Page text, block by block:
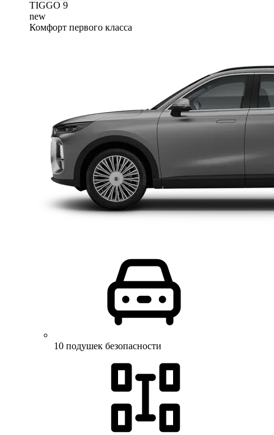
TIGGO 9
new
Комфорт первого класса
10 подушек безопасности